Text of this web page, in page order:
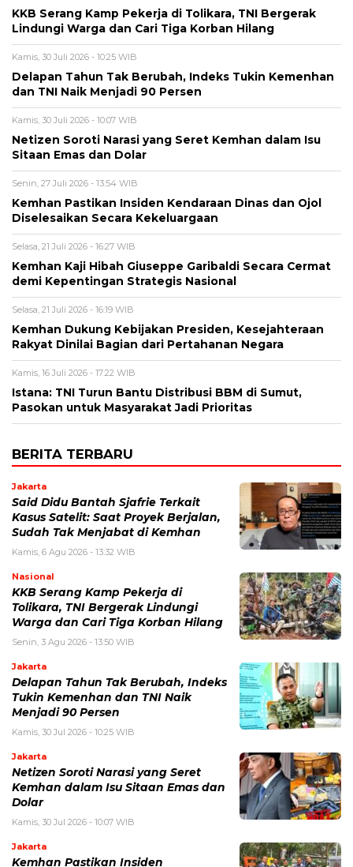
KKB Serang Kamp Pekerja di Tolikara, TNI Bergerak
Lindungi Warga dan Cari Tiga Korban Hilang
Kamis, 30 Juli 2026 - 10:25 WIB
Delapan Tahun Tak Berubah, Indeks Tukin Kemenhan
dan TNI Naik Menjadi 90 Persen
Kamis, 30 Juli 2026 - 10:07 WIB
Netizen Soroti Narasi yang Seret Kemhan dalam Isu
Sitaan Emas dan Dolar
Senin, 27 Juli 2026 - 13:54 WIB
Kemhan Pastikan Insiden Kendaraan Dinas dan Ojol
Diselesaikan Secara Kekeluargaan
Selasa, 21 Juli 2026 - 16:27 WIB
Kemhan Kaji Hibah Giuseppe Garibaldi Secara Cermat
demi Kepentingan Strategis Nasional
Selasa, 21 Juli 2026 - 16:19 WIB
Kemhan Dukung Kebijakan Presiden, Kesejahteraan
Rakyat Dinilai Bagian dari Pertahanan Negara
Kamis, 16 Juli 2026 - 17:22 WIB
Istana: TNI Turun Bantu Distribusi BBM di Sumut,
Pasokan untuk Masyarakat Jadi Prioritas
BERITA TERBARU
Jakarta
Said Didu Bantah Sjafrie Terkait
Kasus Satelit: Saat Proyek Berjalan,
Sudah Tak Menjabat di Kemhan
Kamis, 6 Agu 2026 - 13:32 WIB
Nasional
KKB Serang Kamp Pekerja di
Tolikara, TNI Bergerak Lindungi
Warga dan Cari Tiga Korban Hilang
Senin, 3 Agu 2026 - 13:50 WIB
Jakarta
Delapan Tahun Tak Berubah, Indeks
Tukin Kemenhan dan TNI Naik
Menjadi 90 Persen
Kamis, 30 Jul 2026 - 10:25 WIB
Jakarta
Netizen Soroti Narasi yang Seret
Kemhan dalam Isu Sitaan Emas dan
Dolar
Kamis, 30 Jul 2026 - 10:07 WIB
Jakarta
Kemhan Pastikan Insiden